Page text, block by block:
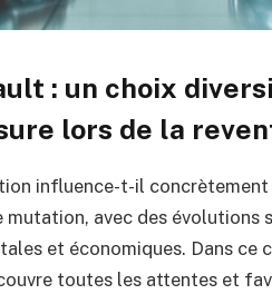
: un choix
lors de la
influence-t-il
mutation, avec des
et économiques. Dans ce
toutes les attentes et